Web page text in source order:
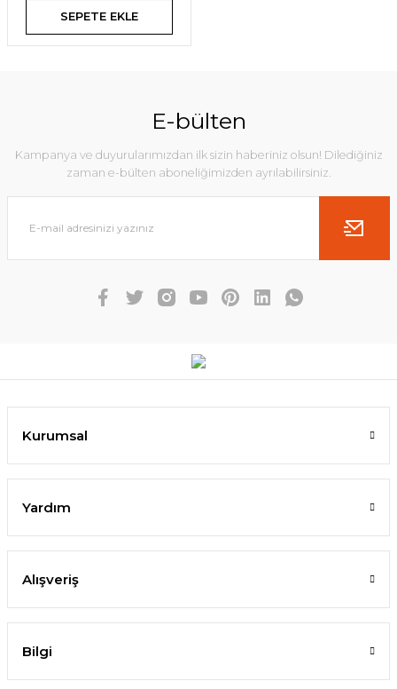
SEPETE EKLE
E-bülten
Kampanya ve duyurularımızdan ilk sizin haberiniz olsun! Dilediğiniz
zaman e-bülten aboneliğimizden ayrılabilirsiniz.
Kurumsal
Yardım
Alışveriş
Bilgi